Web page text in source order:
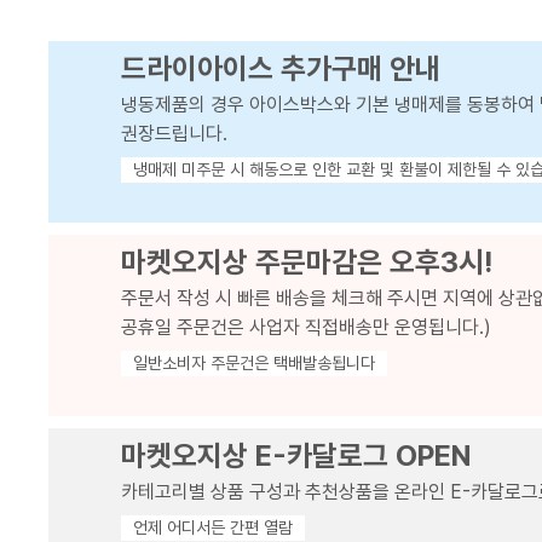
드라이아이스 추가구매 안내
냉동제품의 경우 아이스박스와 기본 냉매제를 동봉하
권장드립니다.
냉매제 미주문 시 해동으로 인한 교환 및 환불이 제한될 수 있
마켓오지상 주문마감은 오후3시!
주문서 작성 시 빠른 배송을 체크해 주시면 지역에 상
공휴일 주문건은 사업자 직접배송만 운영됩니다.)
일반소비자 주문건은 택배발송됩니다
마켓오지상 E-카달로그 OPEN
카테고리별 상품 구성과 추천상품을 온라인 E-카달로
언제 어디서든 간편 열람